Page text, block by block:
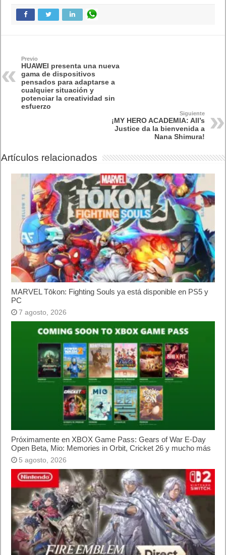
Previo
HUAWEI presenta una nueva
gama de dispositivos
pensados para adaptarse a
cualquier situación y
potenciar la creatividad sin
esfuerzo
Siguiente
¡MY HERO ACADEMIA: All’s
Justice da la bienvenida a
Nana Shimura!
Artículos relacionados
MARVEL Tōkon: Fighting Souls ya está disponible en PS5 y
PC
7 agosto, 2026
Próximamente en XBOX Game Pass: Gears of War E-Day
Open Beta, Mio: Memories in Orbit, Cricket 26 y mucho más
5 agosto, 2026